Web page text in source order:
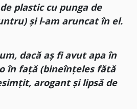
plastic cu punga de
și l-am aruncat în el.
dacă aș fi avut apa în
în față (bineînțeles fătă
arogant și lipsă de